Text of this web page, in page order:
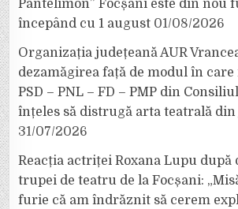
Pantelimon” Focșani este din nou
începând cu 1 august 01/08/2026
Organizația județeană AUR
dezamăgirea față de modul în
PSD – PNL – FD – PMP din
înțeles să distrugă arta teatrală din
31/07/2026
Reacția actriței Roxana Lupu după
trupei de teatru de la Focșani:
furie că am îndrăznit să cerem